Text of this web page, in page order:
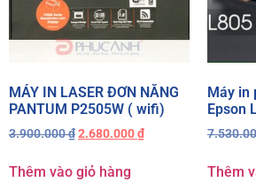
MÁY IN LASER ĐƠN NĂNG
PANTUM P2505W ( wifi)
3.900.000₫2.680.000₫
Thêm vào giỏ hàng
Máy in
Epson
Thêm